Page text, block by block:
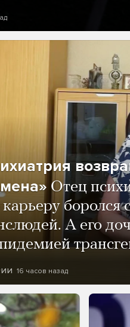
Отец
боролся
А его
16 часов назад